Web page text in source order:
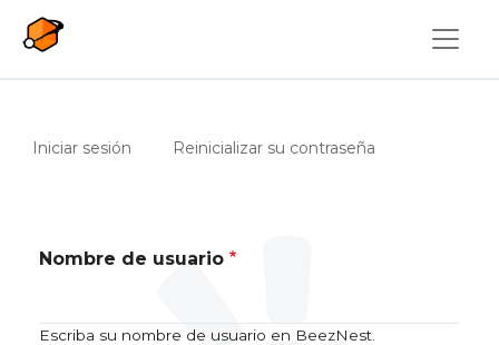
Solapas principales
Iniciar sesión (solapa activa)
Reinicializar su contraseña
Nombre de usuario
Escriba su nombre de usuario en BeezNest.